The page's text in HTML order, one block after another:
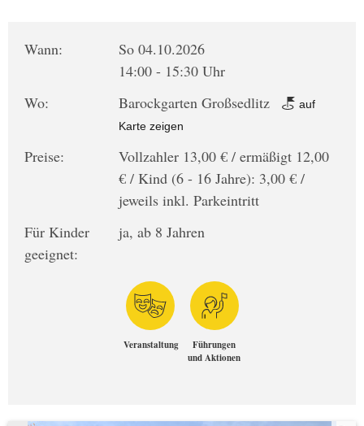
Wann:
So 04.10.2026
14:00 - 15:30 Uhr
Wo:
Barockgarten Großsedlitz
auf
Karte zeigen
Preise:
Vollzahler 13,00 € / ermäßigt 12,00
€ / Kind (6 - 16 Jahre): 3,00 € /
jeweils inkl. Parkeintritt
Für Kinder
geeignet:
ja, ab 8 Jahren
Veranstaltung
Führungen
und Aktionen